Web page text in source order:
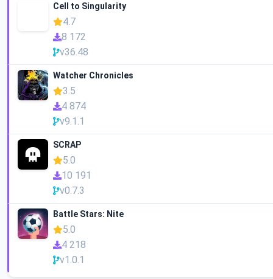
Cell to Singularity
4.7
8 172
v36.48
Watcher Chronicles
3.5
4 874
v9.1.1
SCRAP
5.0
10 191
v0.7.3
Battle Stars: Nite
5.0
4 218
v1.0.1